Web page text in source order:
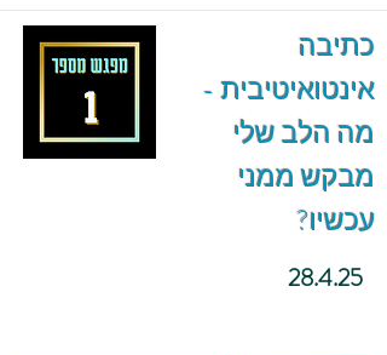
כתיבה
אינטואיטיבית -
מה הלב שלי
מבקש ממני
עכשיו?
28.4.25